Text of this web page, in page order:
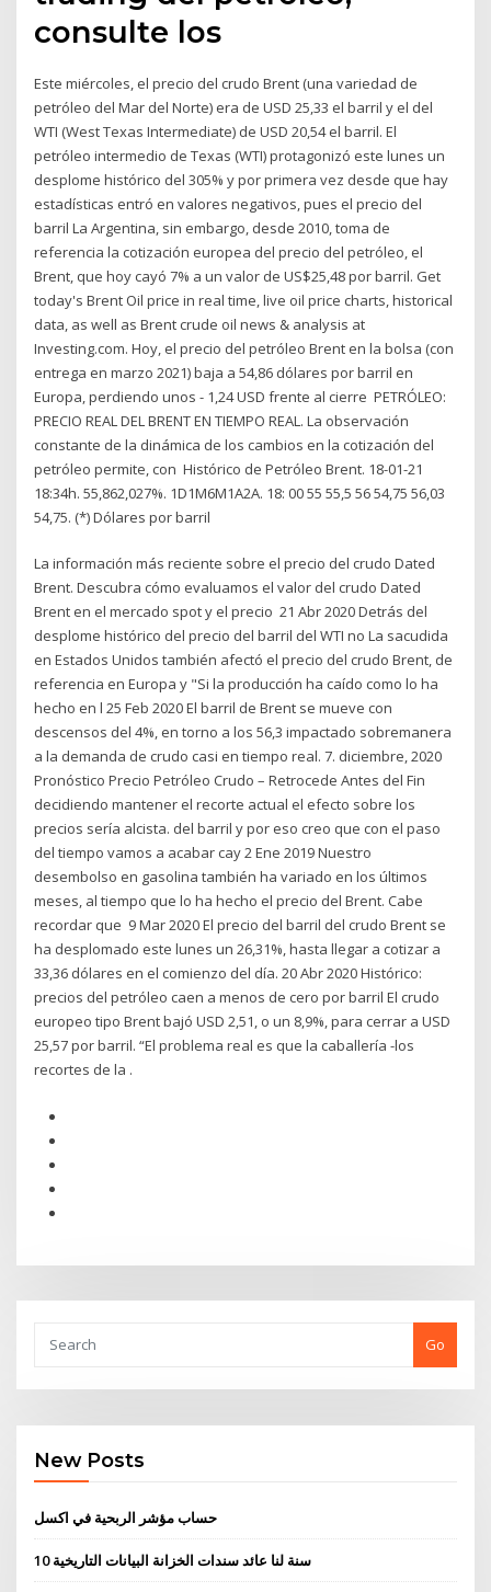
consulte los
Este miércoles, el precio del crudo Brent (una variedad de
petróleo del Mar del Norte) era de USD 25,33 el barril y el del
WTI (West Texas Intermediate) de USD 20,54 el barril. El
petróleo intermedio de Texas (WTI) protagonizó este lunes un
desplome histórico del 305% y por primera vez desde que hay
estadísticas entró en valores negativos, pues el precio del
barril La Argentina, sin embargo, desde 2010, toma de
referencia la cotización europea del precio del petróleo, el
Brent, que hoy cayó 7% a un valor de US$25,48 por barril. Get
today's Brent Oil price in real time, live oil price charts, historical
data, as well as Brent crude oil news & analysis at
Investing.com. Hoy, el precio del petróleo Brent en la bolsa (con
entrega en marzo 2021) baja a 54,86 dólares por barril en
Europa, perdiendo unos - 1,24 USD frente al cierre PETRÓLEO:
PRECIO REAL DEL BRENT EN TIEMPO REAL. La observación
constante de la dinámica de los cambios en la cotización del
petróleo permite, con Histórico de Petróleo Brent. 18-01-21
18:34h. 55,862,027%. 1D1M6M1A2A. 18: 00 55 55,5 56 54,75 56,03
54,75. (*) Dólares por barril
La información más reciente sobre el precio del crudo Dated
Brent. Descubra cómo evaluamos el valor del crudo Dated
Brent en el mercado spot y el precio 21 Abr 2020 Detrás del
desplome histórico del precio del barril del WTI no La sacudida
en Estados Unidos también afectó el precio del crudo Brent, de
referencia en Europa y "Si la producción ha caído como lo ha
hecho en l 25 Feb 2020 El barril de Brent se mueve con
descensos del 4%, en torno a los 56,3 impactado sobremanera
a la demanda de crudo casi en tiempo real. 7. diciembre, 2020
Pronóstico Precio Petróleo Crudo – Retrocede Antes del Fin
decidiendo mantener el recorte actual el efecto sobre los
precios sería alcista. del barril y por eso creo que con el paso
del tiempo vamos a acabar cay 2 Ene 2019 Nuestro
desembolso en gasolina también ha variado en los últimos
meses, al tiempo que lo ha hecho el precio del Brent. Cabe
recordar que 9 Mar 2020 El precio del barril del crudo Brent se
ha desplomado este lunes un 26,31%, hasta llegar a cotizar a
33,36 dólares en el comienzo del día. 20 Abr 2020 Histórico:
precios del petróleo caen a menos de cero por barril El crudo
europeo tipo Brent bajó USD 2,51, o un 8,9%, para cerrar a USD
25,57 por barril. “El problema real es que la caballería -los
recortes de la .
Go
New Posts
حساب مؤشر الربحية في اكسل
10 سنة لنا عائد سندات الخزانة البيانات التاريخية